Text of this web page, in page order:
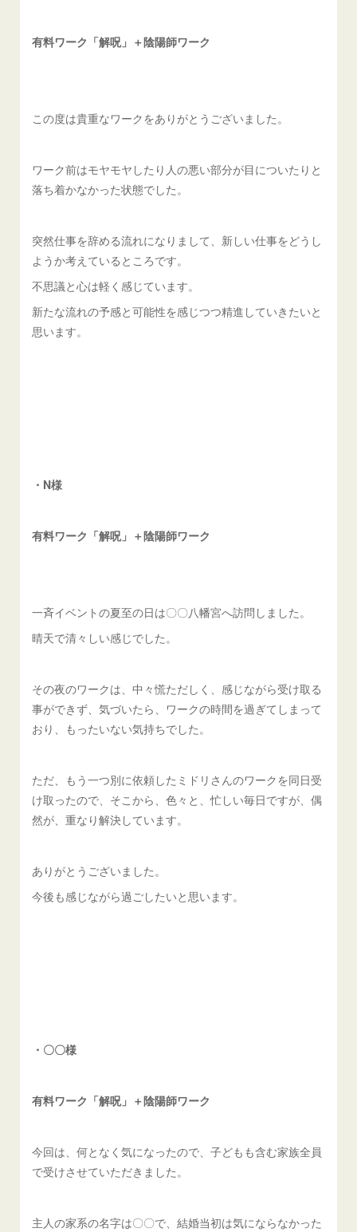
有料ワーク「解呪」＋陰陽師ワーク
この度は貴重なワークをありがとうございました。
ワーク前はモヤモヤしたり人の悪い部分が目についたりと
落ち着かなかった状態でした。
突然仕事を辞める流れになりまして、新しい仕事をどうし
ようか考えているところです。
不思議と心は軽く感じています。
新たな流れの予感と可能性を感じつつ精進していきたいと
思います。
・N様
有料ワーク「解呪」＋陰陽師ワーク
一斉イベントの夏至の日は〇〇八幡宮へ訪問しました。
晴天で清々しい感じでした。
その夜のワークは、中々慌ただしく、感じながら受け取る
事ができず、気づいたら、ワークの時間を過ぎてしまって
おり、もったいない気持ちでした。
ただ、もう一つ別に依頼したミドリさんのワークを同日受
け取ったので、そこから、色々と、忙しい毎日ですが、偶
然が、重なり解決しています。
ありがとうございました。
今後も感じながら過ごしたいと思います。
・〇〇様
有料ワーク「解呪」＋陰陽師ワーク
今回は、何となく気になったので、子どもも含む家族全員
で受けさせていただきました。
主人の家系の名字は〇〇で、結婚当初は気にならなかった